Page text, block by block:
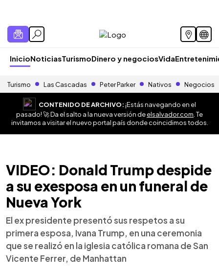
InicioNoticiasTurismoDinero y negociosVida
Turismo Las Cascadas Peter Parker Nativos Negocios
CONTENIDO DE ARCHIVO:¡Estás navegando en el
pasado! 🚀 Da el salto a la nueva versión deelsalvador.com . Te
invitamos a visitar el nuevo portal país donde coincidimos todos.
VIDEO: Donald Trump despide
a su exesposa en un funeral de
Nueva York
El ex presidente presentó sus respetos a su
primera esposa, Ivana Trump, en una ceremonia
que se realizó en la iglesia católica romana de San
Vicente Ferrer, de Manhattan